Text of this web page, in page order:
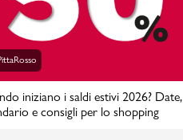
iniziano i saldi estivi 2026? Date,
e consigli per lo shopping